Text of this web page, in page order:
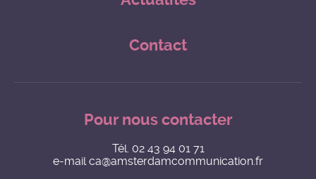
Contact
Pour nous contacter
Tél. 02 43 94 01 71
e-mailca@amsterdamcommunication.fr